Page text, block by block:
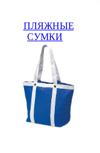
ПЛЯЖНЫЕ
СУМКИ